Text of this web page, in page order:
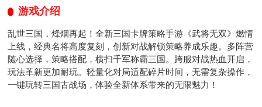
游戏介绍
乱世三国，烽烟再起！全新三国卡牌策略手游《武将无双》燃情
上线，经典名将高度复刻，创新对战解锁策略养成乐趣。多阵营
随心选择，策略搭配，横扫千军称霸三国。跨服对战热血开启，
玩法革新更加耐玩。轻量化对局适配碎片时间，无需复杂操作，
一键玩转三国古战场，体验全新体系带来的无限魅力！